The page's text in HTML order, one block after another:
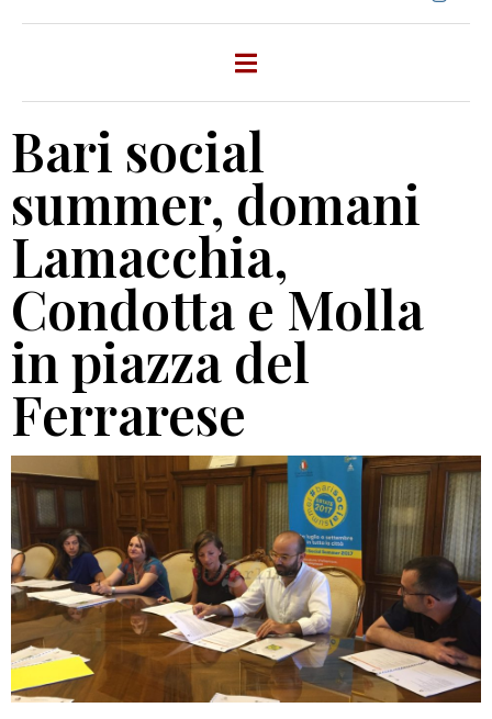
Bari social
summer, domani
Lamacchia,
Condotta e Molla
in piazza del
Ferrarese